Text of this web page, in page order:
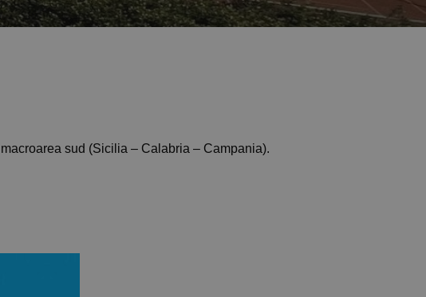
sud (Sicilia – Calabria – Campania).